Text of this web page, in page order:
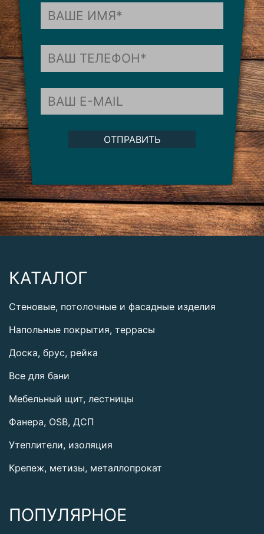
ОТПРАВИТЬ
КАТАЛОГ
Стеновые, потолочные и фасадные изделия
Напольные покрытия, террасы
Доска, брус, рейка
Все для бани
Мебельный щит, лестницы
Фанера, OSB, ДСП
Утеплители, изоляция
Крепеж, метизы, металлопрокат
ПОПУЛЯРНОЕ